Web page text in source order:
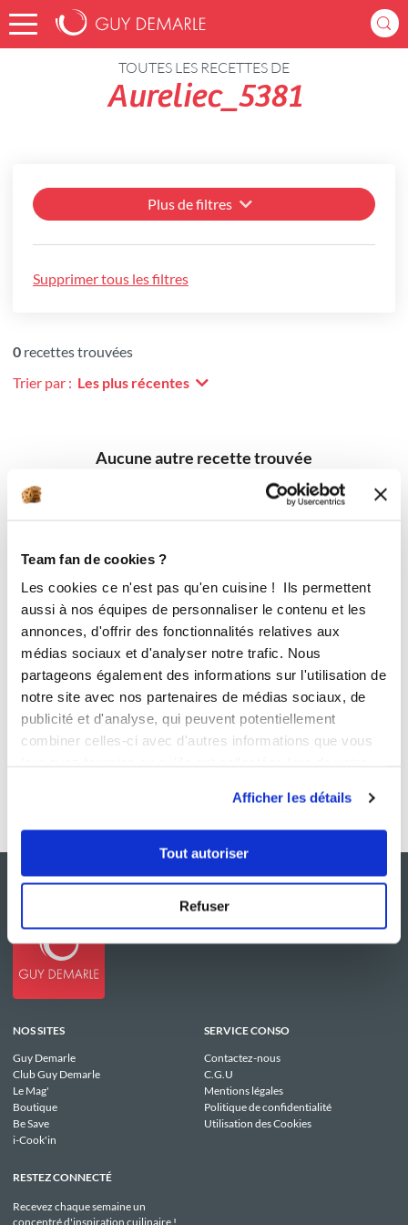
Team fan de cookies ?
Les cookies ce n'est pas qu'en cuisine ! Ils permettent
aussi à nos équipes de personnaliser le contenu et les
annonces, d'offrir des fonctionnalités relatives aux
médias sociaux et d'analyser notre trafic. Nous
partageons également des informations sur l'utilisation de
notre site avec nos partenaires de médias sociaux, de
publicité et d'analyse, qui peuvent potentiellement
combiner celles-ci avec d'autres informations que vous
Afficher les détails
Tout autoriser
Refuser
Accueil Recettes
TOUTES LES RECETTES DE
Aureliec_5381
Plus de filtres
Supprimer tous les filtres
0 recettes trouvées
Trier par : Les plus récentes
Aucune autre recette trouvée
NOS SITES
Guy Demarle
Club Guy Demarle
Le Mag'
Boutique
Be Save
i-Cook'in
SERVICE CONSO
Contactez-nous
C.G.U
Mentions légales
Politique de confidentialité
Utilisation des Cookies
RESTEZ CONNECTÉ
Recevez chaque semaine un
concentré d'inspiration cuilinaire !